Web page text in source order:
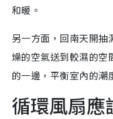
和暖。
另一方面，回南天開
燥的空氣送到較濕的
的一邊，平衡室內的潮
循環風扇應